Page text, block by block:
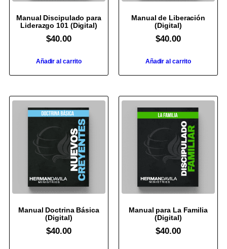
Manual Discipulado para
Liderazgo 101 (Digital)
$40.00
Añadir al carrito
Manual de Liberación
(Digital)
$40.00
Añadir al carrito
Manual Doctrina Básica
(Digital)
$40.00
Manual para La Familia
(Digital)
$40.00